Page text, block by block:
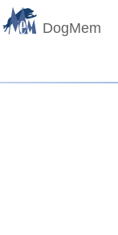
DogMem